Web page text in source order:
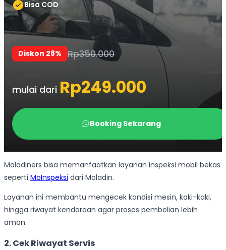
Moladiners bisa memanfaatkan layanan inspeksi mobil bekas
seperti MoInspeksi dari Moladin.
Layanan ini membantu mengecek kondisi mesin, kaki-kaki,
hingga riwayat kendaraan agar proses pembelian lebih
aman.
2. Cek Riwayat Servis